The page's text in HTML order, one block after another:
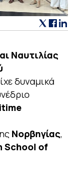
Ναυτιλίας
δυναμικά
Νορβηγίας,
School of